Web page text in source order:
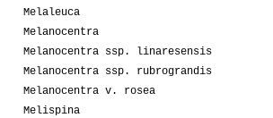
Melaleuca
Melanocentra
Melanocentra ssp. linaresensis
Melanocentra ssp. rubrograndis
Melanocentra v. rosea
Melispina